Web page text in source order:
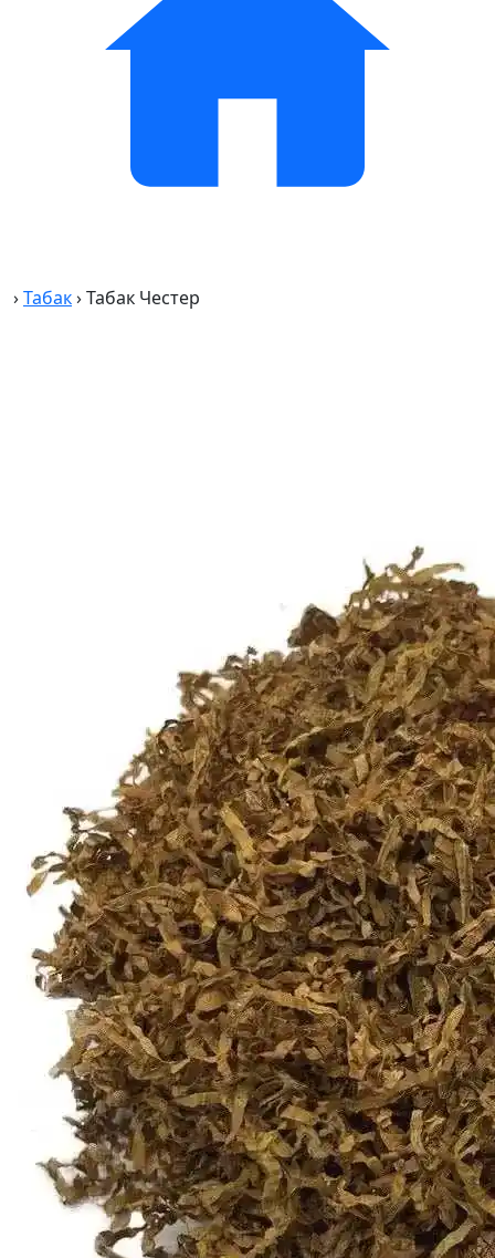
›Табак›Табак Честер